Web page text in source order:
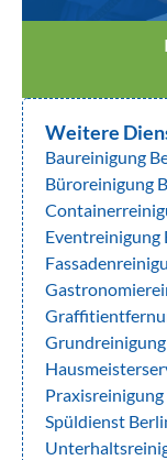
Weitere
Baureinigung
Büroreinigung
Eventreinigung
Spüldienst